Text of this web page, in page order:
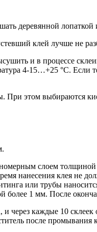
деревянной лопаткой
клей лучше не
и в процессе
4-15…+25 °С. Если
При этом выбираются
слоем
нанесения клея не
или трубы
1 мм. После
через каждые 10
после промывания